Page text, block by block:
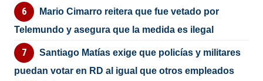
Mario Cimarro reitera que fue vetado por
Telemundo y asegura que la medida es ilegal
Santiago Matías exige que policías y militares
puedan votar en RD al igual que otros empleados